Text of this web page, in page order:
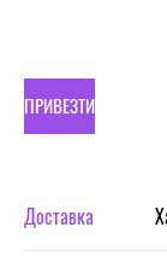
ПРИВЕЗТИ
ЗАКАЗ
Доставка